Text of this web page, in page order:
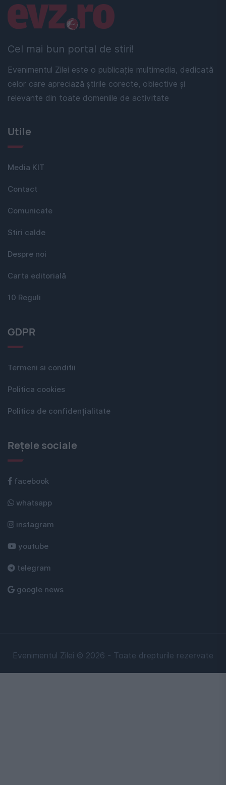
Cel mai bun portal de stiri!
Evenimentul Zilei este o publicație multimedia, dedicată
celor care apreciază știrile corecte, obiective și
relevante din toate domeniile de activitate
Linkuri utile
Utile
Media KIT
Contact
Comunicate
Stiri calde
Despre noi
Carta editorială
10 Reguli
GDPR
Termeni si conditii
Politica cookies
Politica de confidențialitate
Rețele sociale
facebook
whatsapp
instagram
youtube
telegram
google news
Evenimentul Zilei © 2026 - Toate drepturile rezervate